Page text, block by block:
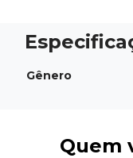
Gênero
Quem